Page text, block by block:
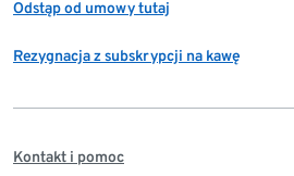
Odstąp od umowy tutaj
Rezygnacja z subskrypcji na kawę
Kontakt i pomoc